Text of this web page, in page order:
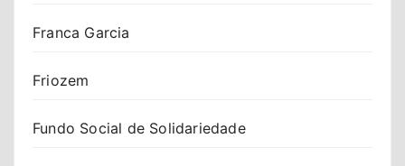
Franca Garcia
Friozem
Fundo Social de Solidariedade